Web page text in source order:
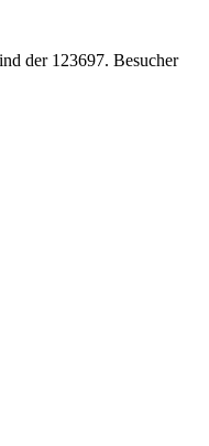
. Besucher
123697
der